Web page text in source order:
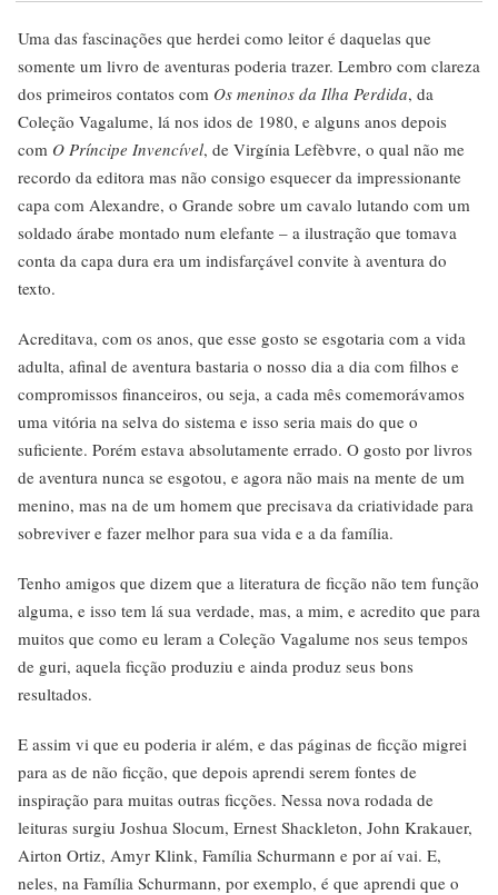
Uma das fascinações que herdei como leitor é daquelas que
somente um livro de aventuras poderia trazer. Lembro com clareza
dos primeiros contatos com Os meninos da Ilha Perdida, da
Coleção Vagalume, lá nos idos de 1980, e alguns anos depois
com O Príncipe Invencível, de Virgínia Lefèbvre, o qual não me
recordo da editora mas não consigo esquecer da impressionante
capa com Alexandre, o Grande sobre um cavalo lutando com um
soldado árabe montado num elefante – a ilustração que tomava
conta da capa dura era um indisfarçável convite à aventura do
texto.
Acreditava, com os anos, que esse gosto se esgotaria com a vida
adulta, afinal de aventura bastaria o nosso dia a dia com filhos e
compromissos financeiros, ou seja, a cada mês comemorávamos
uma vitória na selva do sistema e isso seria mais do que o
suficiente. Porém estava absolutamente errado. O gosto por livros
de aventura nunca se esgotou, e agora não mais na mente de um
menino, mas na de um homem que precisava da criatividade para
sobreviver e fazer melhor para sua vida e a da família.
Tenho amigos que dizem que a literatura de ficção não tem função
alguma, e isso tem lá sua verdade, mas, a mim, e acredito que para
muitos que como eu leram a Coleção Vagalume nos seus tempos
de guri, aquela ficção produziu e ainda produz seus bons
resultados.
E assim vi que eu poderia ir além, e das páginas de ficção migrei
para as de não ficção, que depois aprendi serem fontes de
inspiração para muitas outras ficções. Nessa nova rodada de
leituras surgiu Joshua Slocum, Ernest Shackleton, John Krakauer,
Airton Ortiz, Amyr Klink, Família Schurmann e por aí vai. E,
neles, na Família Schurmann, por exemplo, é que aprendi que o